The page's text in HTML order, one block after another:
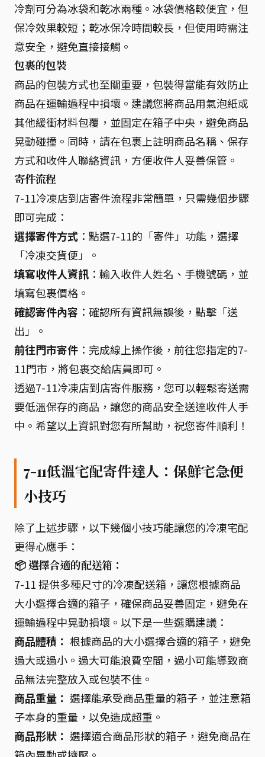
冷劑可分為冰袋和乾冰兩種。冰袋價格較便宜，但
保冷效果較短；乾冰保冷時間較長，但使用時需注
意安全，避免直接接觸。
包裹的包裝
商品的包裝方式也至關重要，包裝得當能有效防止
商品在運輸過程中損壞。建議您將商品用氣泡紙或
其他緩衝材料包覆，並固定在箱子中央，避免商品
晃動碰撞。同時，請在包裹上註明商品名稱、保存
方式和收件人聯絡資訊，方便收件人妥善保管。
寄件流程
7-11冷凍店到店寄件流程非常簡單，只需幾個步驟
即可完成：
選擇寄件方式 ：點選7-11的「寄件」功能，選擇
「冷凍交貨便」。
填寫收件人資訊 ：輸入收件人姓名、手機號碼，並
填寫包裹價格。
確認寄件內容 ：確認所有資訊無誤後，點擊「送
出」。
前往門市寄件 ：完成線上操作後，前往您指定的7-
11門市，將包裹交給店員即可。
透過7-11冷凍店到店寄件服務，您可以輕鬆寄送需
要低溫保存的商品，讓您的商品安全送達收件人手
中。希望以上資訊對您有所幫助，祝您寄件順利！
7-11低溫宅配寄件達人：保鮮宅急便
小技巧
除了上述步驟，以下幾個小技巧能讓您的冷凍宅配
更得心應手：
📦 選擇合適的配送箱：
7-11 提供多種尺寸的冷凍配送箱，讓您根據商品
大小選擇合適的箱子，確保商品妥善固定，避免在
運輸過程中晃動損壞。以下是一些選購建議：
商品體積： 根據商品的大小選擇合適的箱子，避免
過大或過小。過大可能浪費空間，過小可能導致商
品無法完整放入或包裝不佳。
商品重量： 選擇能承受商品重量的箱子，並注意箱
子本身的重量，以免造成超重。
商品形狀： 選擇適合商品形狀的箱子，避免商品在